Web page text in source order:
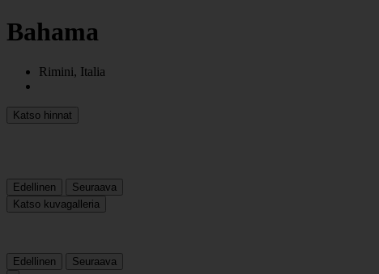
Bahama
Rimini, Italia
Katso hinnat
Edellinen
Seuraava
Katso kuvagalleria
Edellinen Seuraava